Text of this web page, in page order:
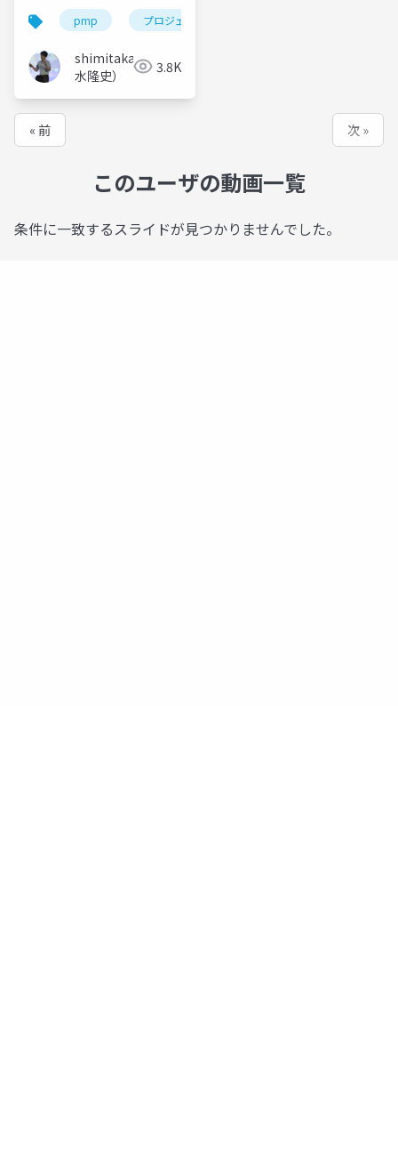
pmp プロジェクトマネジメント
shimitaka（清
水隆史）
3.8K
« 前 次 »
このユーザの動画一覧
条件に一致するスライドが見つかりませんでした。